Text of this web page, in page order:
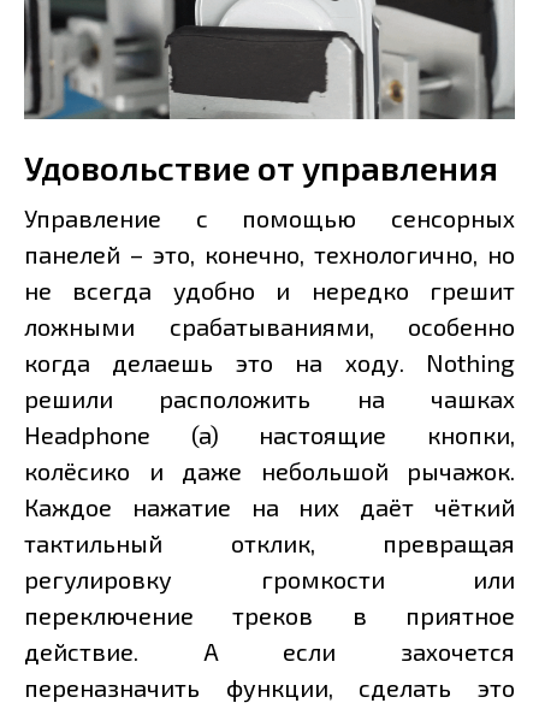
Удовольствие от управления
Управление с помощью сенсорных
панелей – это, конечно, технологично, но
не всегда удобно и нередко грешит
ложными срабатываниями, особенно
когда делаешь это на ходу. Nothing
решили расположить на чашках
Headphone (a) настоящие кнопки,
колёсико и даже небольшой рычажок.
Каждое нажатие на них даёт чёткий
тактильный отклик, превращая
регулировку громкости или
переключение треков в приятное
действие. А если захочется
переназначить функции, сделать это